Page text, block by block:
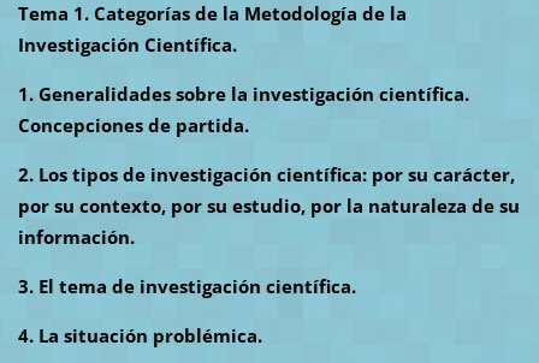
Tema 1. Categorías de la Metodología de la
Investigación Científica.
1. Generalidades sobre la investigación científica.
Concepciones de partida.
2. Los tipos de investigación científica: por su carácter,
por su contexto, por su estudio, por la naturaleza de su
información.
3. El tema de investigación científica.
4. La situación problémica.